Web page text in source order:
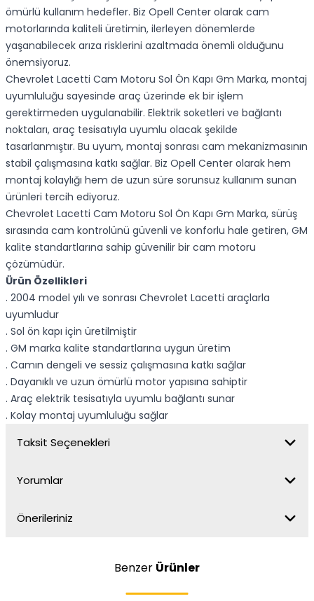
ömürlü kullanım hedefler. Biz Opell Center olarak cam
motorlarında kaliteli üretimin, ilerleyen dönemlerde
yaşanabilecek arıza risklerini azaltmada önemli olduğunu
önemsiyoruz.
Chevrolet Lacetti Cam Motoru Sol Ön Kapı Gm Marka, montaj
uyumluluğu sayesinde araç üzerinde ek bir işlem
gerektirmeden uygulanabilir. Elektrik soketleri ve bağlantı
noktaları, araç tesisatıyla uyumlu olacak şekilde
tasarlanmıştır. Bu uyum, montaj sonrası cam mekanizmasının
stabil çalışmasına katkı sağlar. Biz Opell Center olarak hem
montaj kolaylığı hem de uzun süre sorunsuz kullanım sunan
ürünleri tercih ediyoruz.
Chevrolet Lacetti Cam Motoru Sol Ön Kapı Gm Marka, sürüş
sırasında cam kontrolünü güvenli ve konforlu hale getiren, GM
kalite standartlarına sahip güvenilir bir cam motoru
çözümüdür.
Ürün Özellikleri
. 2004 model yılı ve sonrası Chevrolet Lacetti araçlarla
uyumludur
. Sol ön kapı için üretilmiştir
. GM marka kalite standartlarına uygun üretim
. Camın dengeli ve sessiz çalışmasına katkı sağlar
. Dayanıklı ve uzun ömürlü motor yapısına sahiptir
. Araç elektrik tesisatıyla uyumlu bağlantı sunar
. Kolay montaj uyumluluğu sağlar
Taksit Seçenekleri
Yorumlar
Önerileriniz
Benzer Ürünler